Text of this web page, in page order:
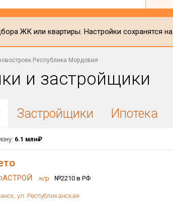
ЖК или квартиры. Настройки сохранятся
Республика Мордовия
и застройщики
Застройщики Ипотека
6.1 млн₽
н/р №2210 в РФ
ул. Республиканская